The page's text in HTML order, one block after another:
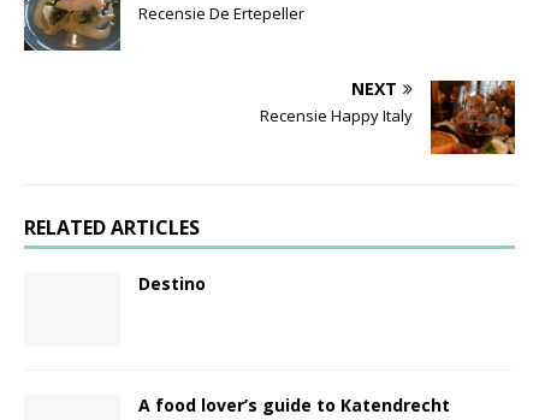
Recensie De Ertepeller
NEXT
Recensie Happy Italy
RELATED ARTICLES
Destino
A food lover’s guide to Katendrecht